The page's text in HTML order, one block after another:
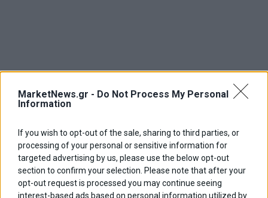
MarketNews.gr - Do Not Process My Personal
Information
If you wish to opt-out of the sale, sharing to third parties, or
processing of your personal or sensitive information for
targeted advertising by us, please use the below opt-out
section to confirm your selection. Please note that after your
opt-out request is processed you may continue seeing
interest-based ads based on personal information utilized by